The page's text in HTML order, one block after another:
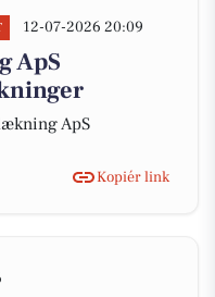
12-07-2026 20:09
ApS
ApS
Kopiér link